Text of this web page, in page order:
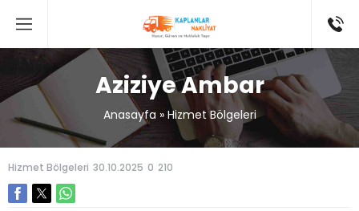
Aziziye Ambar
Anasayfa » Hizmet Bölgeleri
Hizmet Bölgeleri 30.10.2025 0 210